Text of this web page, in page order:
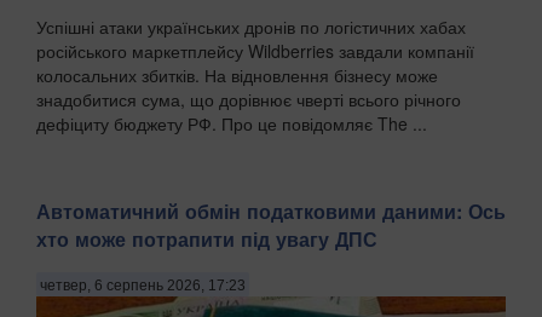
Успішні атаки українських дронів по логістичних хабах
російського маркетплейсу Wildberries завдали компанії
колосальних збитків. На відновлення бізнесу може
знадобитися сума, що дорівнює чверті всього річного
дефіциту бюджету РФ. Про це повідомляє The ...
Автоматичний обмін податковими даними: Ось
хто може потрапити під увагу ДПС
четвер, 6 серпень 2026, 17:23